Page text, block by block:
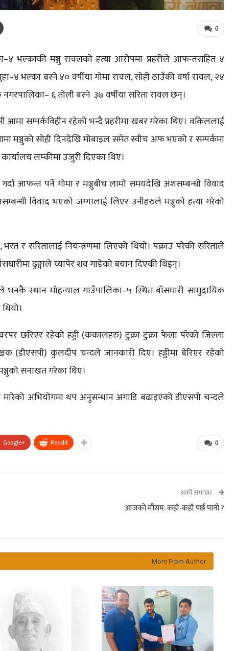
0
भल्काकी मञ्जु रावलको हत्या आरोपमा प्रहरीले आफन्तसहित ४
भल्का बस्ने ४० वर्षीया गोमा रावल, सोही ठाउँकी वर्षा रावल, २४
६ तोली बस्ने ३७ वर्षीया सरिता रावल छन्।
सम्पर्कविहीन रहेको भन्दै प्रहरीमा खबर गरेका थिए। वकिललाई
मञ्जुको सोही दिनदेखि मोबाइल समेत स्वीच अफ भएको र सम्पर्कमा
लम्कीमा उजुरी दिएका थिए।
आफन्त पर्ने गोमा र मञ्जुबीच लामो समयदेखि अंशसम्बन्धी विवाद
विवाद भएको जग्गालाई लिएर उनीहरुले मञ्जुको हत्या गरेको
र सरितालाई नियन्त्रणमा लिएको थियो। पक्राउ परेकी सरिताले
ढुङ्गाले च्यापेर शव गाडेको बयान दिएकी थिइन्।
स्थान मोहन्याल गाउँपालिका–५ स्थित बाँसघारी सामुदायिक
छरिएर रहेको हड्डी (कंकालहरु) टुक्रा-टुक्रा फेला परेको जिल्ला
(डीएसपी) कुलदीप चन्दले जानकारी दिए। हड्डीमा बेरिएर रहेको
सनाखत गरेका थिए।
मारेको अभियोगमा थप अनुसन्धान अगाडि बढाइएको डीएसपी चन्दले
0
Google+ ReddIt
अर्को समाचार
आजको मौसम: कहाँ-कहाँ पर्छ पानी ?
More From Author